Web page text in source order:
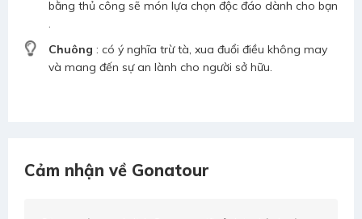
bằng thủ công sẽ món lựa chọn độc đáo dành cho bạn
.
Chuông : có ý nghĩa trừ tà, xua đuổi điều không may
và mang đến sự an lành cho người sở hữu.
Cảm nhận về Gonatour